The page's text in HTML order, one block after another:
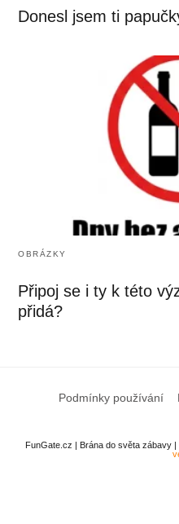
Donesl jsem ti
OBRÁZKY
Připoj se i ty k této
přidá?
Podmínky používání
FunGate.cz | Brána do světa zábavy